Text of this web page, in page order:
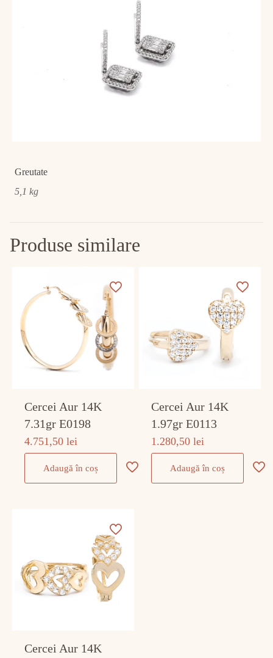
Greutate
5,1 kg
Produse similare
Cercei Aur 14K
7.31gr E0198
4.751,50lei
Adaugă în coș
Cercei Aur 14K
1.97gr E0113
1.280,50lei
Adaugă în coș
Cercei Aur 14K